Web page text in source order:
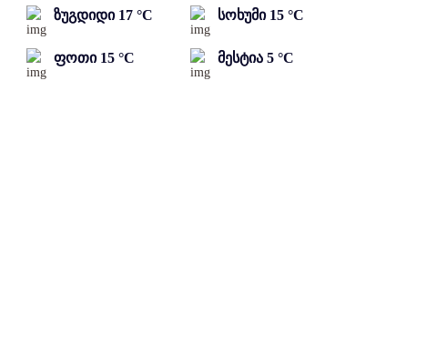
ზუგდიდი 17 °C სოხუმი 15 °C
ფოთი 15 °C მესტია 5 °C